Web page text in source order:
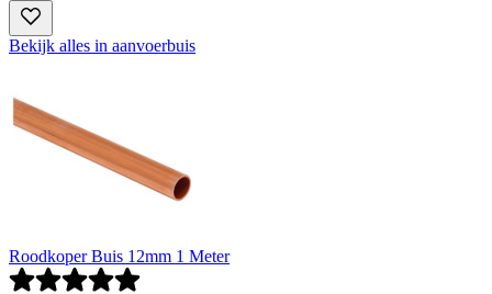
Bekijk alles in aanvoerbuis
Roodkoper Buis 12mm 1 Meter